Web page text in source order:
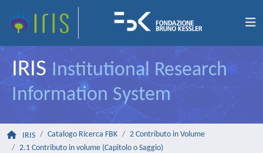
IRIS Institutional Research
Information System
IRIS Catalogo Ricerca FBK
2 Contributo in Volume
2.1 Contributo in volume (Capitolo o Saggio)